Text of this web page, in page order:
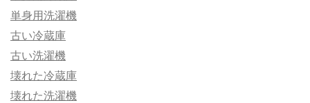
単身用洗濯機
古い冷蔵庫
古い洗濯機
壊れた冷蔵庫
壊れた洗濯機